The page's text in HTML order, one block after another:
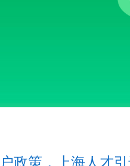
户政策，上海人才